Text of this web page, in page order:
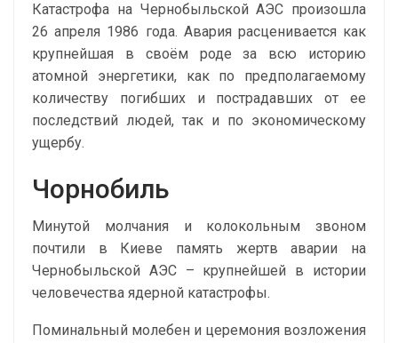
Катастрофа на Чернобыльской АЭС произошла
26 апреля 1986 года. Авария расценивается как
крупнейшая в своём роде за всю историю
атомной энергетики, как по предполагаемому
количеству погибших и пострадавших от ее
последствий людей, так и по экономическому
ущербу.
Чорнобиль
Минутой молчания и колокольным звоном
почтили в Киеве память жертв аварии на
Чернобыльской АЭС – крупнейшей в истории
человечества ядерной катастрофы.
Поминальный молебен и церемония возложения